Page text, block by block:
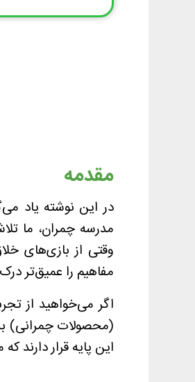
مقدمه
در این نوشته یاد
مدرسه چمران، ما
وقتی از بازی‌های
مفاهیم را عمیق‌تر
اگر می‌خواهید از
(محصولات چمرانی)
این پایه قرار دارند